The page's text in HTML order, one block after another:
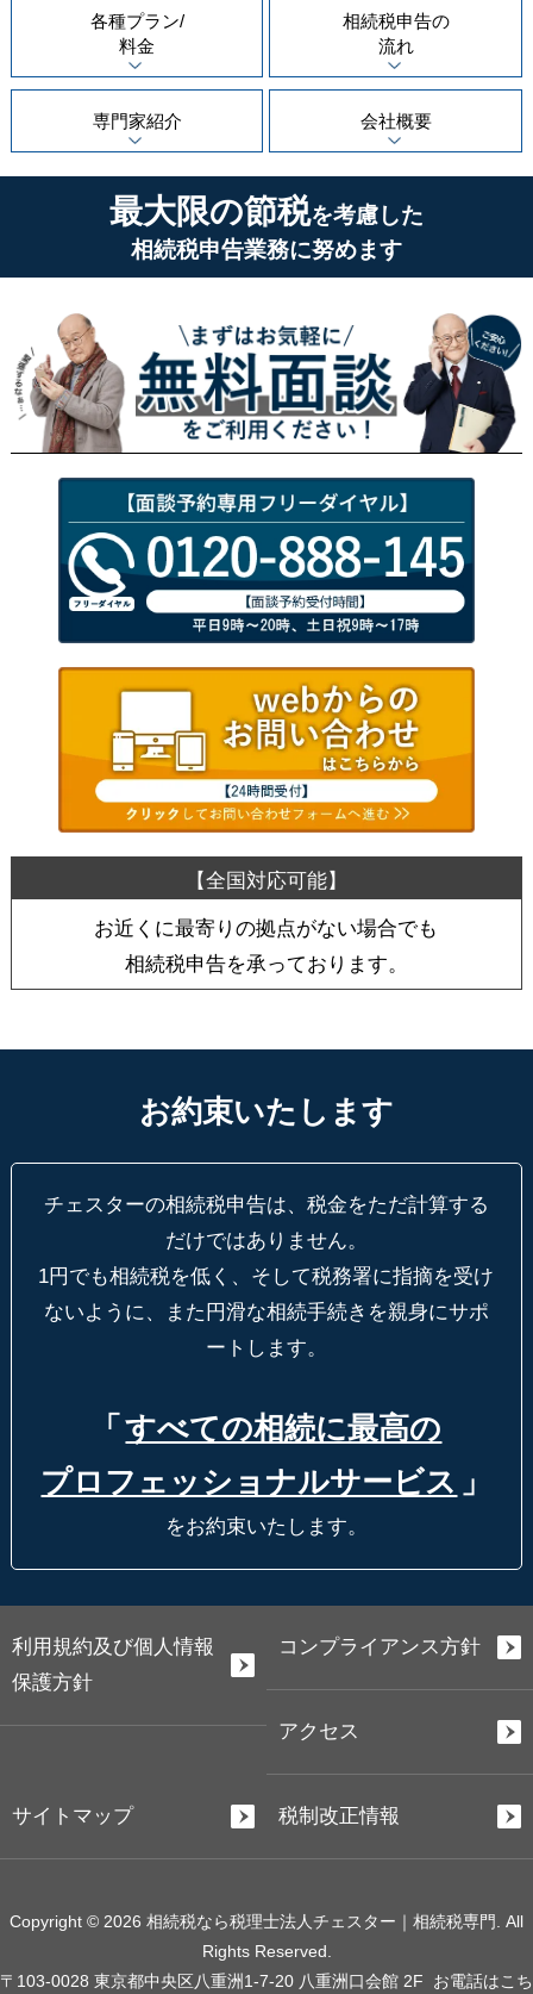
各種プラン/
料金
相続税申告の
流れ
専門家紹介 会社概要
最大限の節税を考慮した
相続税申告業務に努めます
お近くに最寄りの拠点がない場合でも
相続税申告を承っております。
お約束いたします
チェスターの相続税申告は、税金をただ計算する
だけではありません。
1円でも相続税を低く、そして税務署に指摘を受け
ないように、
また円滑な相続手続きを親身にサポ
ートします。
「 すべての相続に最高の
プロフェッショナルサービス 」
をお約束いたします。
利用規約及び個人情報
保護方針
コンプライアンス方針
アクセス
サイトマップ 税制改正情報
Copyright © 2026 相続税なら税理士法人チェスター｜相続税専門. All
Rights Reserved.
〒103-0028 東京都中央区八重洲1-7-20 八重洲口会館 2F お電話はこち